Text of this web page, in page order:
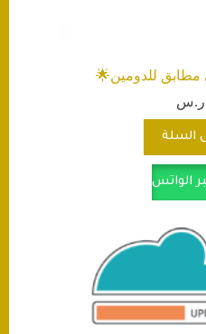
مطابق للدومين🌟
ر.س
السلة
الواتس